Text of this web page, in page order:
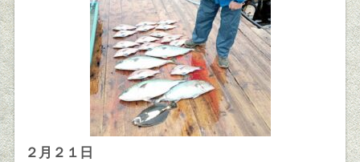
２月２１日